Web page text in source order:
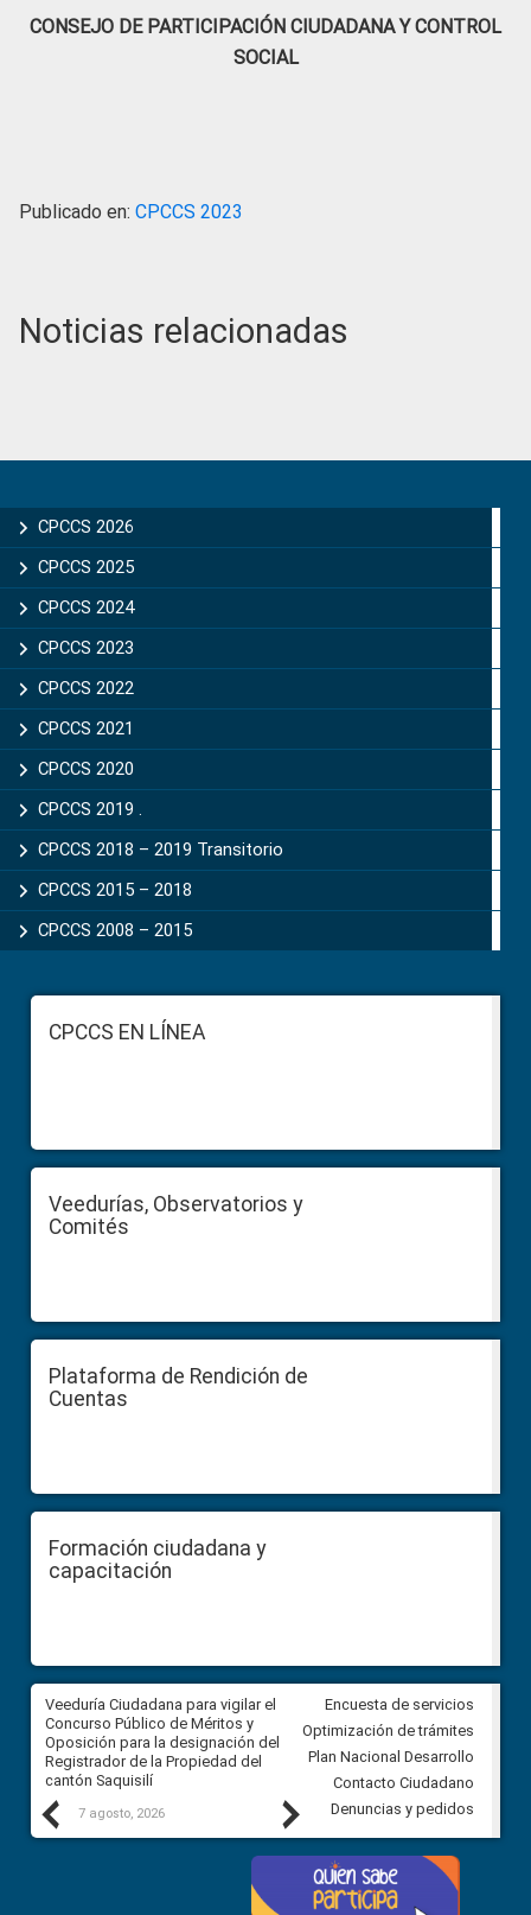
CONSEJO DE PARTICIPACIÓN CIUDADANA Y CONTROL
SOCIAL
Publicado en: CPCCS 2023
Noticias relacionadas
Sidebar
CPCCS 2026
CPCCS 2025
CPCCS 2024
CPCCS 2023
CPCCS 2022
CPCCS 2021
CPCCS 2020
CPCCS 2019 .
CPCCS 2018 – 2019 Transitorio
CPCCS 2015 – 2018
CPCCS 2008 – 2015
FooterCPCCS EN LÍNEA
Veedurías, Observatorios y
Comités
Plataforma de Rendición de
Cuentas
Formación ciudadana y
capacitación
Previous
Veeduría Ciudadana para vigilar el
Concurso Público de Méritos y
Oposición para la designación del
Registrador de la Propiedad del
cantón Saquisilí
7 agosto, 2026
Veeduría Ciudadana para
construcción del asfaltado de
Ballenita del cantón Santa
7 agosto, 2026
Next
Encuesta de servicios
Optimización de trámites
Plan Nacional Desarrollo
Contacto Ciudadano
Denuncias y pedidos